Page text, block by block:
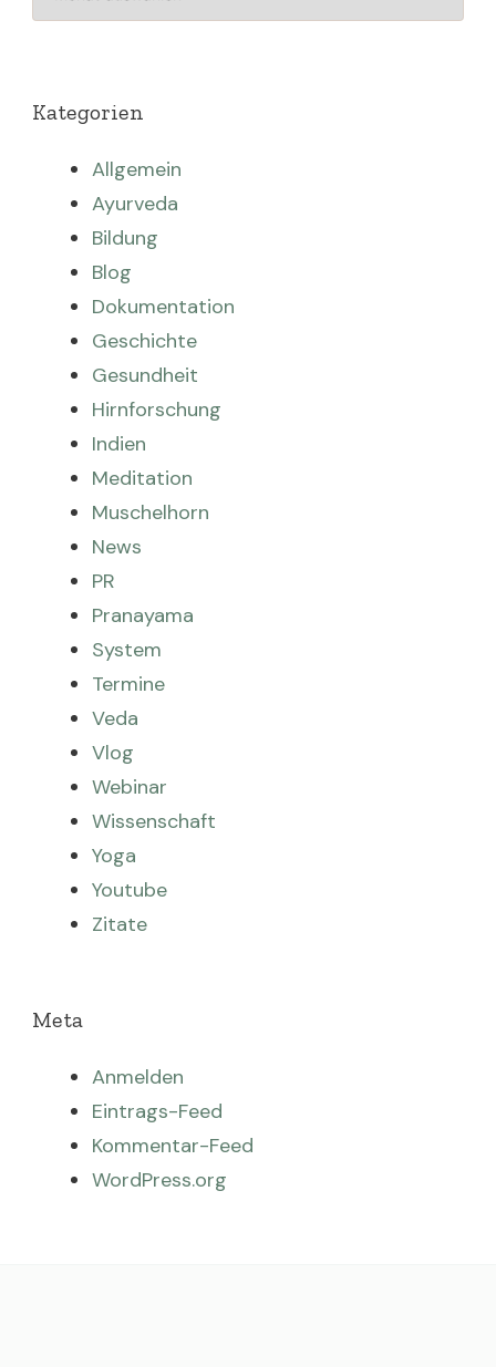
Kategorien
Allgemein
Ayurveda
Bildung
Blog
Dokumentation
Geschichte
Gesundheit
Hirnforschung
Indien
Meditation
Muschelhorn
News
PR
Pranayama
System
Termine
Veda
Vlog
Webinar
Wissenschaft
Yoga
Youtube
Zitate
Meta
Anmelden
Eintrags-Feed
Kommentar-Feed
WordPress.org